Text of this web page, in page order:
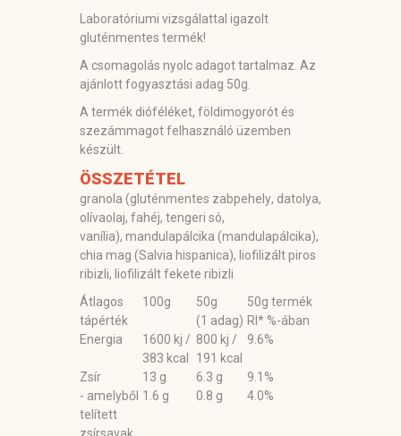
Laboratóriumi vizsgálattal igazolt
gluténmentes termék!
A csomagolás nyolc adagot tartalmaz. Az
ajánlott fogyasztási adag 50g.
A termék dióféléket, földimogyorót és
szezámmagot felhasználó üzemben
készült.
ÖSSZETÉTEL
granola (gluténmentes zabpehely, datolya,
olívaolaj, fahéj, tengeri só,
vanília), mandulapálcika (mandulapálcika),
chia mag (Salvia hispanica), liofilizált piros
ribizli, liofilizált fekete ribizli
Átlagos
tápérték
100g
50g
(1 adag)
50g termék
RI* %-ában
Energia
1600 kj /
383 kcal
800 kj /
191 kcal
9.6%
Zsír 13 g 6.3 g
9.1%
- amelyből
telített
1.6 g 0.8 g 4.0%